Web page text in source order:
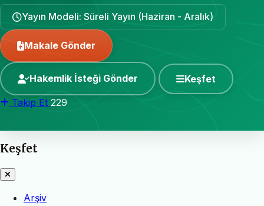
Yayın Modeli: Süreli Yayın (Haziran - Aralık)
Makale Gönder
Hakemlik İsteği Gönder Keşfet
Takip Et 229
Keşfet
Arşiv